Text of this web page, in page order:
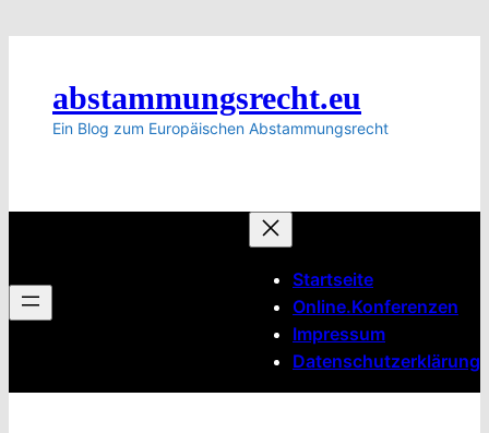
abstammungsrecht.eu
Ein Blog zum Europäischen Abstammungsrecht
Startseite
Online.Konferenzen
Impressum
Datenschutzerklärung